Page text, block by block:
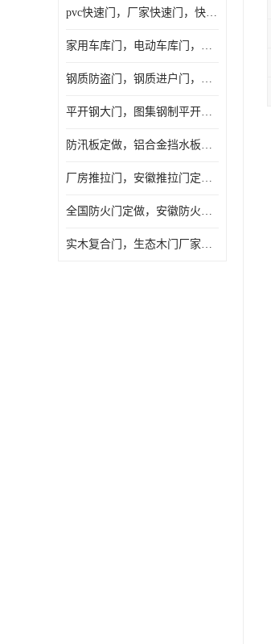
pvc快速门，厂家快速门，快速卷帘门，感应快速门
家用车库门，电动车库门，车库滑升门，车库门安装
钢质防盗门，钢质进户门，钢质非标门厂家
平开钢大门，图集钢制平开门，厂房平开大门
防汛板定做，铝合金挡水板门，地库挡水板
厂房推拉门，安徽推拉门定做，夹芯板平移大门
全国防火门定做，安徽防火门批发，防火门价格
实木复合门，生态木门厂家，免漆门定做，安徽木门厂家直销